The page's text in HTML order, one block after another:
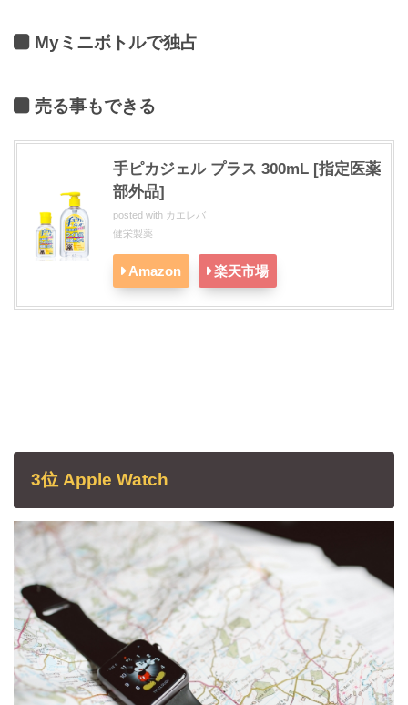
Myミニボトルで独占
売る事もできる
手ピカジェル プラス 300mL [指定医薬
部外品]
posted with カエレバ
健栄製薬
Amazon 楽天市場
3位 Apple Watch